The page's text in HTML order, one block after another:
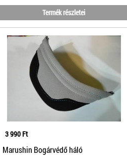
Termék részletei
3 990 Ft
Marushin Bogárvédő háló